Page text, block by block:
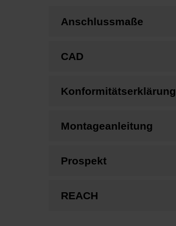
Anschlussmaße
CAD
Konformitätserklärung
Montageanleitung
Prospekt
REACH